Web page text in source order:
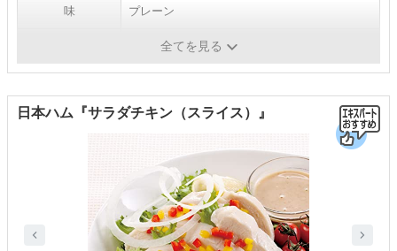
味 プレーン
100gあたり：30.1g
全てを見る
日本ハム『サラダチキン（スライス）』